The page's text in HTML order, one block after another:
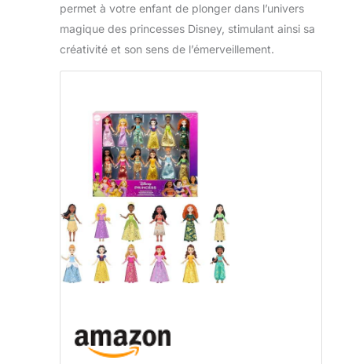
permet à votre enfant de plonger dans l’univers
magique des princesses Disney, stimulant ainsi sa
créativité et son sens de l’émerveillement.